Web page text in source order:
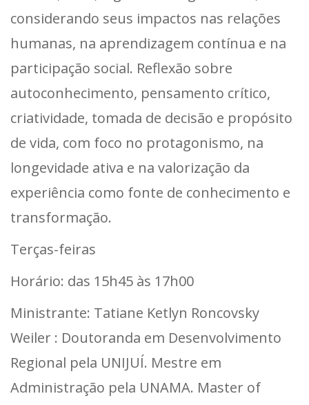
considerando seus impactos nas relações
humanas, na aprendizagem contínua e na
participação social. Reflexão sobre
autoconhecimento, pensamento crítico,
criatividade, tomada de decisão e propósito
de vida, com foco no protagonismo, na
longevidade ativa e na valorização da
experiência como fonte de conhecimento e
transformação.
Terças-feiras
Horário: das 15h45 às 17h00
Ministrante: Tatiane Ketlyn Roncovsky
Weiler : Doutoranda em Desenvolvimento
Regional pela UNIJUÍ. Mestre em
Administração pela UNAMA. Master of